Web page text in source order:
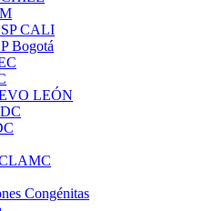
CALI
Bogotá
LEÓN
Congénitas